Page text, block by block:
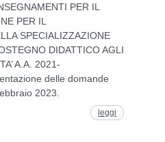
PER IL
PER IL
SPECIALIZZAZIONE
DIDATTICO AGLI
A.A. 2021-
delle domande
2023.
leggi